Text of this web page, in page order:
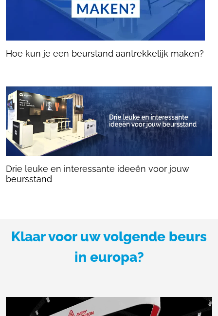
Hoe kun je een beurstand aantrekkelijk maken?
Drie leuke en interessante ideeën voor jouw
beursstand
Klaar voor uw volgende beurs
in europa?